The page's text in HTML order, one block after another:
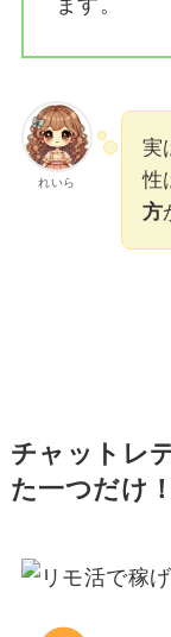
れいら
実
性
方
チャットレ
た一つだけ！